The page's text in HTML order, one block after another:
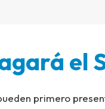
el
primero